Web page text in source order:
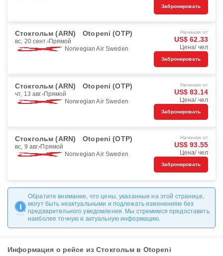
Забронировать
Стокгольм (ARN) Otopeni (OTP)
вс, 20 сент. Прямой
Norwegian Air Sweden
Начиная от
US$ 62.33
Цена/ чел
Забронировать
Стокгольм (ARN) Otopeni (OTP)
чт, 13 авг. Прямой
Norwegian Air Sweden
Начиная от
US$ 83.14
Цена/ чел
Забронировать
Стокгольм (ARN) Otopeni (OTP)
вс, 9 авг. Прямой
Norwegian Air Sweden
Начиная от
US$ 93.55
Цена/ чел
Забронировать
Обратите внимание, что цены, указанные на этой странице,
могут быть неактуальными и подлежать изменениям без
предварительного уведомления. Мы стремимся предоставить
наиболее точную и актуальную информацию.
Информация о рейсе из Стокгольм в Otopeni